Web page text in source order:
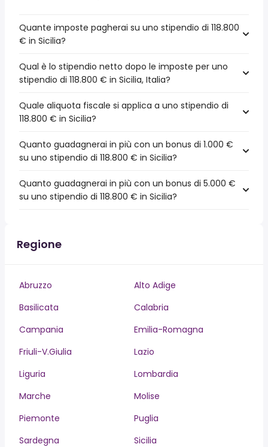
Quante imposte pagherai su uno stipendio di 118.800
€ in Sicilia?
Qual è lo stipendio netto dopo le imposte per uno
stipendio di 118.800 € in Sicilia, Italia?
Quale aliquota fiscale si applica a uno stipendio di
118.800 € in Sicilia?
Quanto guadagnerai in più con un bonus di 1.000 €
su uno stipendio di 118.800 € in Sicilia?
Quanto guadagnerai in più con un bonus di 5.000 €
su uno stipendio di 118.800 € in Sicilia?
Regione
Abruzzo
Alto Adige
Basilicata
Calabria
Campania
Emilia-Romagna
Friuli-V.Giulia
Lazio
Liguria
Lombardia
Marche
Molise
Piemonte
Puglia
Sardegna
Sicilia